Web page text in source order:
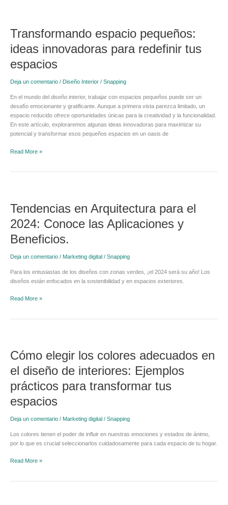
Transformando espacio pequeños:
ideas innovadoras para redefinir tus
espacios
Deja un comentario / Diseño Interior / Snapping
En el mundo del diseño interior, trabajar con espacios pequeños puede ser un
desafío emocionante y gratificante. Aunque a primera vista parezca limitado, un
espacio reducido ofrece oportunidades únicas para la creatividad y la funcionalidad.
En este artículo, exploraremos algunas ideas innovadoras para maximizar su
potencial y transformar esos pequeños espacios en un oasis de
pequeños:
innovadoras
redefinir
espacios
Read More »
Tendencias en Arquitectura para el
2024: Conoce las Aplicaciones y
Beneficios.
Deja un comentario / Marketing digital / Snapping
Para los entusiastas de los diseños con zonas verdes, ¡el 2024 será su año! Los
diseños están enfocados en la sostenibilidad y en espacios exteriores.
Arquitectura
el
Conoce
Aplicaciones
y
Beneficios.
Read More »
Cómo elegir los colores adecuados en
el diseño de interiores: Ejemplos
prácticos para transformar tus
espacios
Deja un comentario / Marketing digital / Snapping
Los colores tienen el poder de influir en nuestras emociones y estados de ánimo,
por lo que es crucial seleccionarlos cuidadosamente para cada espacio de tu hogar.
los
adecuados
el
diseño
interiores:
prácticos
para
tus
Read More »